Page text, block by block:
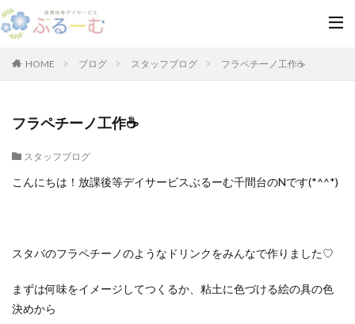
HOME ブログ スタッフブログ フラペチーノ工作☕
フラペチーノ工作☕
スタッフブログ
こんにちは！放課後等デイサービスぶるーむ千間台のNです(*^^*)
スタバのフラペチーノのようなドリンクをみんなで作りました♡
まずは何味をイメージしてつくるか、粘土に色づける絵の具の色
決めから